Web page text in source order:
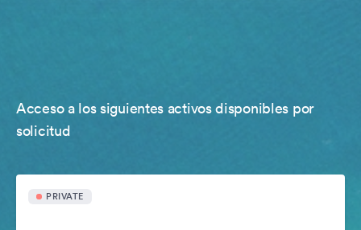
Acceso a los siguientes activos disponibles por
solicitud
PRIVATE